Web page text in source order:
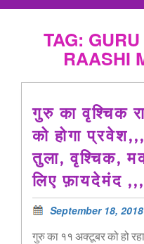
TAG:
RAASHI
गुरु का वृश्चिक
को होगा
तुला, वृश्चिक,
लिए फ़ायदेमंद
September 18, 2018
गुरु का ११ अक्टूबर को हो